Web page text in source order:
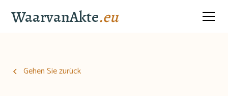
WaarvanAkte.eu
Gehen Sie zurück